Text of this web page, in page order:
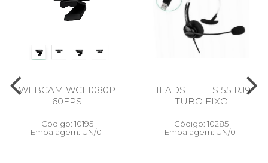
WEBCAM WCI 1080P
60FPS
Código: 10195
Embalagem: UN/01
HEADSET THS 55 RJ9
TUBO FIXO
Código: 10285
Embalagem: UN/01